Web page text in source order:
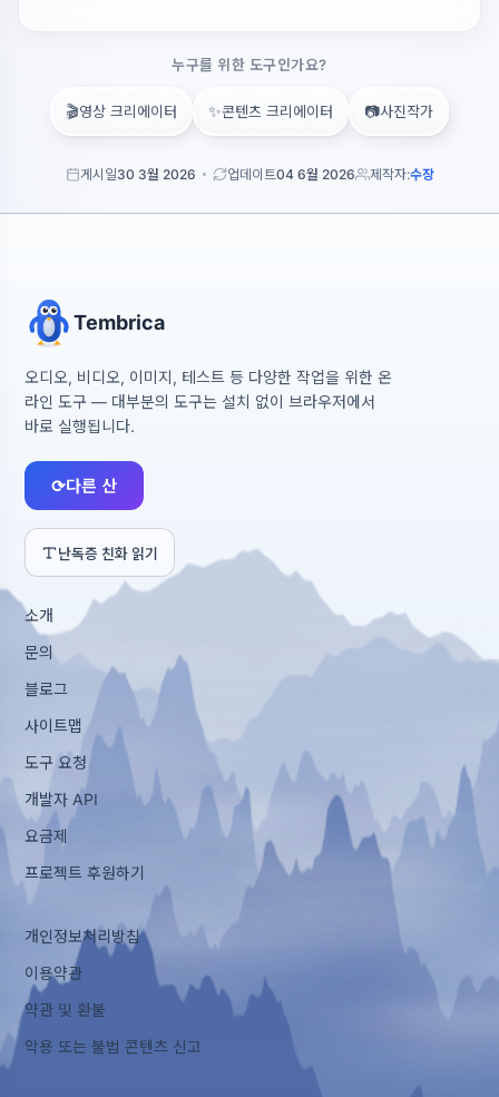
누구를 위한 도구인가요?
🎬영상 크리에이터 ✨콘텐츠 크리에이터 📷사진작가
게시일30 3월 2026 업데이트04 6월 2026 제작자:수장
Tembrica
오디오, 비디오, 이미지, 테스트 등 다양한 작업을 위한 온
라인 도구 — 대부분의 도구는 설치 없이 브라우저에서
바로 실행됩니다.
⟳다른 산
난독증 친화 읽기
소개
문의
블로그
사이트맵
도구 요청
개발자 API
요금제
프로젝트 후원하기
개인정보처리방침
이용약관
약관 및 환불
악용 또는 불법 콘텐츠 신고